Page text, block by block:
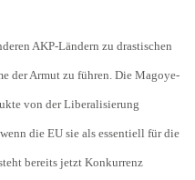
AKP-Ländern zu drastischen
der Armut zu führen. Die Magoye-
von der Liberalisierung
die EU sie als essentiell für die
bereits jetzt Konkurrenz